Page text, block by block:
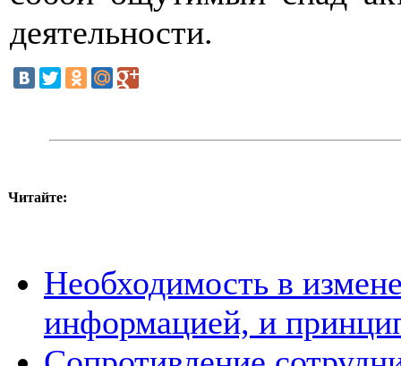
деятельности.
Читайте:
Необходимость в
информацией, и